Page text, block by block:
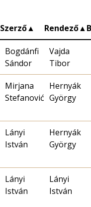
Szerző▲ Rendező▲
Bogdánfi
Sándor
Vajda
Tibor
Mirjana
Stefanović
Hernyák
György
Lányi
István
Hernyák
György
Lányi
István
Lányi
István